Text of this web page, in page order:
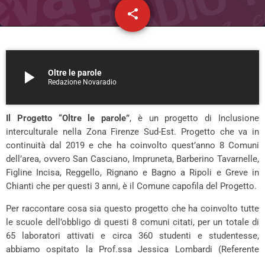
share
email
play_arrow Oltre le parole
Redazione Novaradio
Il Progetto “Oltre le parole”, è un progetto di Inclusione
interculturale nella Zona Firenze Sud-Est. Progetto che va in
continuità dal 2019 e che ha coinvolto quest’anno 8 Comuni
dell’area, ovvero San Casciano, Impruneta, Barberino Tavarnelle,
Figline Incisa, Reggello, Rignano e Bagno a Ripoli e Greve in
Chianti che per questi 3 anni, è il Comune capofila del Progetto.
Per raccontare cosa sia questo progetto che ha coinvolto tutte
le scuole dell’obbligo di questi 8 comuni citati, per un totale di
65 laboratori attivati e circa 360 studenti e studentesse,
abbiamo ospitato la Prof.ssa Jessica Lombardi (Referente